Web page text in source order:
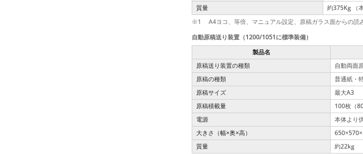
質量
約375Kg （
※1
A4ヨコ、等倍、マニュアル設定、原稿ガラス面からの読
自動原稿送り装置（1200/1051に標準装備）
製品名
原稿送り装置の種類
自動両面
原稿の種類
普通紙・
原稿サイズ
最大A3
原稿積載量
100枚（
電源
本体より
大きさ（幅×奥×高） 650×570×
質量
約22kg